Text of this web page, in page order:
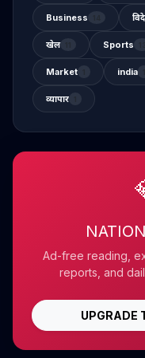
Business
खेल Sports
Market india
व्यापार
Ad-free reading,
reports, and
UPGRADE